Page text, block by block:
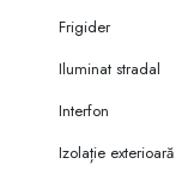
Frigider
Iluminat stradal
Interfon
Izolație exterioară